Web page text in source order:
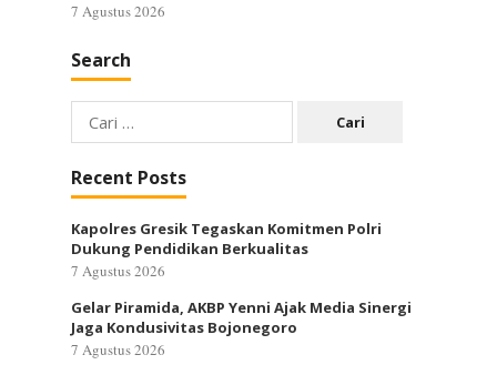
7 Agustus 2026
Search
Cari
untuk:
Recent Posts
Kapolres Gresik Tegaskan Komitmen Polri
Dukung Pendidikan Berkualitas
7 Agustus 2026
Gelar Piramida, AKBP Yenni Ajak Media Sinergi
Jaga Kondusivitas Bojonegoro
7 Agustus 2026